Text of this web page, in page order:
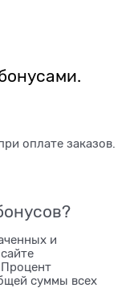
оплате заказов.
и
суммы всех